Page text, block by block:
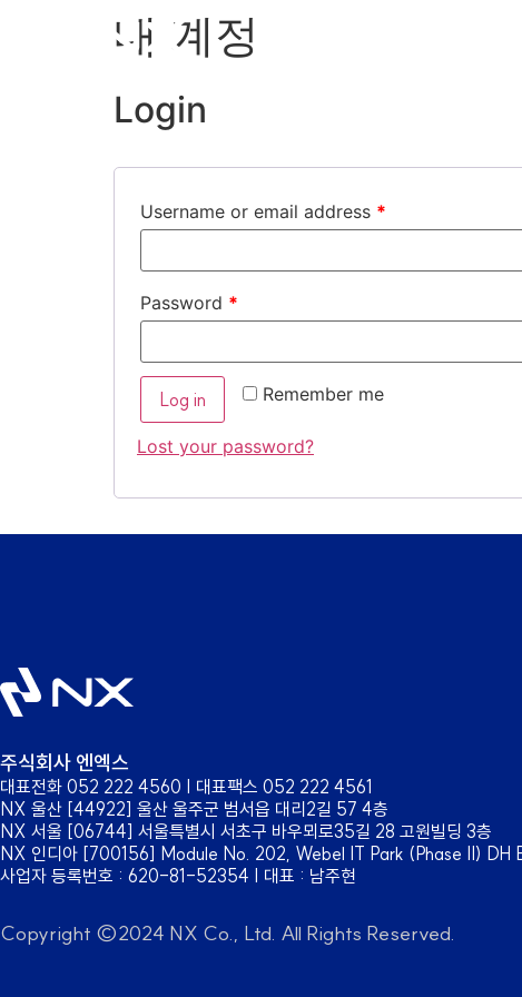
내 계정
Login
Username or email address *
Password *
Remember me
Log in
Lost your password?
주식회사 엔엑스
대표전화 052 222 4560 | 대표팩스 052 222 4561
NX 울산 [44922] 울산 울주군 범서읍 대리2길 57 4층
NX 서울 [06744] 서울특별시 서초구 바우뫼로35길 28 고원빌딩 3층
NX 인디아 [700156] Module No. 202, Webel IT Park (Phase II) DH
사업자 등록번호 : 620-81-52354 | 대표 : 남주현
Copyright ©2024 NX Co., Ltd. All Rights Reserved.